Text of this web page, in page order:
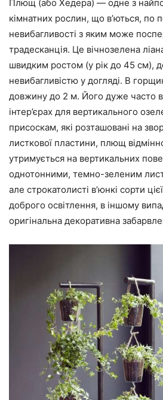
Плющ (або Хедера) — одне з
кімнатних рослин, що в’ються, по
невибагливості з яким може
традесканція. Це вічнозелена
швидким ростом (у рік до 45 см),
невибагливістю у догляді. В
довжину до 2 м. Його дуже часто
інтер’єрах для вертикального
присоскам, які розташовані на
листкової пластини, плющ
утримується на вертикальних
однотонними, темно-зеленим
але строкатолисті в’юнкі сорти
доброго освітлення, в іншому
оригінальна декоративна